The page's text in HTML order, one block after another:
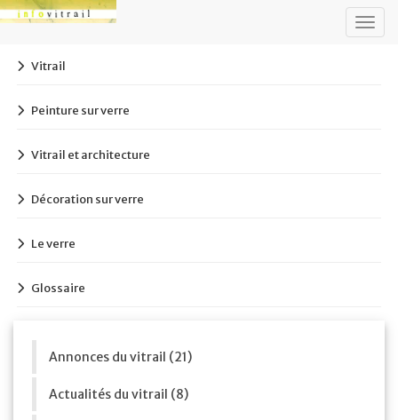
Vitrail
Peinture sur verre
Vitrail et architecture
Décoration sur verre
Le verre
Glossaire
Annonces du vitrail (21)
Actualités du vitrail (8)